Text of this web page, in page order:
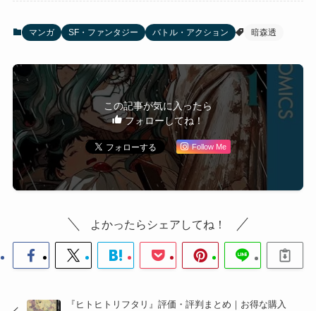
マンガ SF・ファンタジー バトル・アクション 暗森透
この記事が気に入ったら
フォローしてね！
Follow Me
よかったらシェアしてね！
『ヒトヒトリフタリ』評価・評判まとめ｜お得な購入